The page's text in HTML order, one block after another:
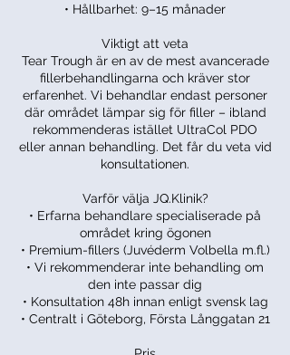
• Hållbarhet: 9–15 månader
Viktigt att veta
Tear Trough är en av de mest avancerade
fillerbehandlingarna och kräver stor
erfarenhet. Vi behandlar endast personer
där området lämpar sig för filler – ibland
rekommenderas istället UltraCol PDO
eller annan behandling. Det får du veta vid
konsultationen.
Varför välja JQ.Klinik?
• Erfarna behandlare specialiserade på
området kring ögonen
• Premium-fillers (Juvéderm Volbella m.fl.)
• Vi rekommenderar inte behandling om
den inte passar dig
• Konsultation 48h innan enligt svensk lag
• Centralt i Göteborg, Första Långgatan 21